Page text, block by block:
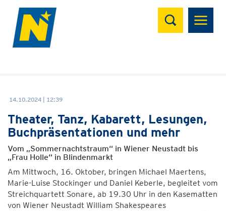
Suchen
14.10.2024 | 12:39
Theater, Tanz, Kabarett, Lesungen,
Buchpräsentationen und mehr
Vom „Sommernachtstraum“ in Wiener Neustadt bis
„Frau Holle“ in Blindenmarkt
Am Mittwoch, 16. Oktober, bringen Michael Maertens,
Marie-Luise Stockinger und Daniel Keberle, begleitet vom
Streichquartett Sonare, ab 19.30 Uhr in den Kasematten
von Wiener Neustadt William Shakespeares